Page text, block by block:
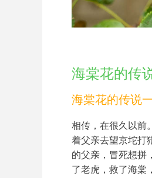
海棠花的传
海棠花的传说
相传，在很久以前
着父亲去望京坨打
的父亲，冒死想拼
了老虎，救了海棠